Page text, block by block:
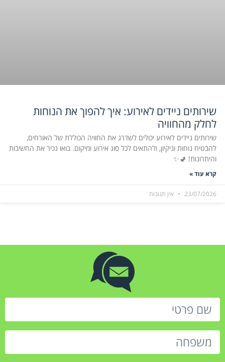
שירותים ניידים לאירוע: איך להפוך את הנוחות
לחלק מהחוויה
שירותים ניידים לאירוע יכולים לשדרג את החוויה הכוללת של האורחים,
להבטיח נוחות וניקיון, ולהתאים לכל סוג אירוע ומיקום. בואו נכיר את החשיבות
והיתרונות! 🚽✨
קרא עוד »
23/07/2026 אין תגובות